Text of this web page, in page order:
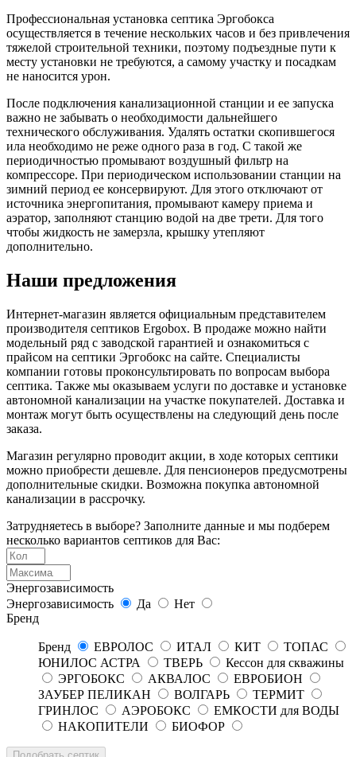
Профессиональная установка септика Эргобокса
осуществляется в течение нескольких часов и без привлечения
тяжелой строительной техники, поэтому подъездные пути к
месту установки не требуются, а самому участку и посадкам
не наносится урон.
После подключения канализационной станции и ее запуска
важно не забывать о необходимости дальнейшего
технического обслуживания. Удалять остатки скопившегося
ила необходимо не реже одного раза в год. С такой же
периодичностью промывают воздушный фильтр на
компрессоре. При периодическом использовании станции на
зимний период ее консервируют. Для этого отключают от
источника энергопитания, промывают камеру приема и
аэратор, заполняют станцию водой на две трети. Для того
чтобы жидкость не замерзла, крышку утепляют
дополнительно.
Наши предложения
Интернет-магазин является официальным представителем
производителя септиков Ergobox. В продаже можно найти
модельный ряд с заводской гарантией и ознакомиться с
прайсом на септики Эргобокс на сайте. Специалисты
компании готовы проконсультировать по вопросам выбора
септика. Также мы оказываем услуги по доставке и установке
автономной канализации на участке покупателей. Доставка и
монтаж могут быть осуществлены на следующий день после
заказа.
Магазин регулярно проводит акции, в ходе которых септики
можно приобрести дешевле. Для пенсионеров предусмотрены
дополнительные скидки. Возможна покупка автономной
канализации в рассрочку.
Затрудняетесь в выборе? Заполните данные и мы подберем
несколько вариантов септиков для Вас:
Энергозависимость
Энергозависимость
Да
Нет
Бренд
Бренд ЕВРОЛОС ИТАЛ КИТ
ТОПАС
ЮНИЛОС АСТРА
ТВЕРЬ
Кессон для скважины
ЭРГОБОКС
АКВАЛОС
ЕВРОБИОН
ЗАУБЕР ПЕЛИКАН
ВОЛГАРЬ
ТЕРМИТ
ГРИНЛОС
АЭРОБОКС
ЕМКОСТИ для ВОДЫ
НАКОПИТЕЛИ
БИОФОР